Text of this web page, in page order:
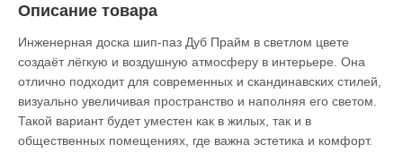
Описание товара
Инженерная доска шип-паз Дуб Прайм в светлом цвете
создаёт лёгкую и воздушную атмосферу в интерьере. Она
отлично подходит для современных и скандинавских стилей,
визуально увеличивая пространство и наполняя его светом.
Такой вариант будет уместен как в жилых, так и в
общественных помещениях, где важна эстетика и комфорт.